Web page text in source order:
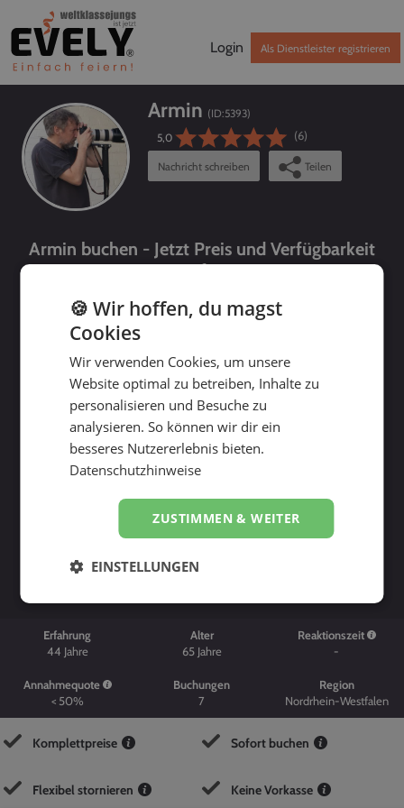
Login Als Dienstleister registrieren
Armin (ID:5393)
5,0
(6)
Nachricht schreiben Teilen
Armin buchen - Jetzt Preis und Verfügbarkeit
prüfen!
bis
Erfahrung
44 Jahre
Alter
65 Jahre
Reaktionszeit
-
Annahmequote
< 50%
Buchungen
7
Region
Nordrhein-Westfalen
Komplettpreise Sofort buchen
Flexibel stornieren Keine Vorkasse
🍪 Wir hoffen, du magst
Cookies
Wir verwenden Cookies, um unsere
Website optimal zu betreiben, Inhalte zu
personalisieren und Besuche zu
analysieren. So können wir dir ein
besseres Nutzererlebnis bieten.
Datenschutzhinweise
ZUSTIMMEN & WEITER
EINSTELLUNGEN